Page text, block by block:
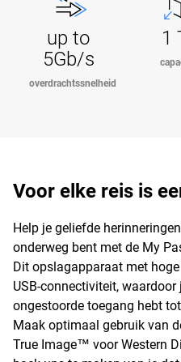
up to
5Gb/s
overdrachtssnelheid
1
Voor elke reis is
Help je geliefde
onderweg bent met de My
Dit opslagapparaat met
USB-connectiviteit,
ongestoorde toegang hebt
Maak optimaal gebruik van
True Image™ voor Western